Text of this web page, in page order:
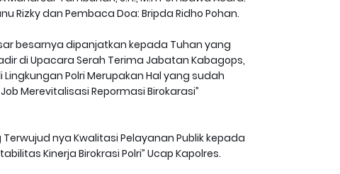
Rizky dan Pembaca Doa: Bripda Ridho Pohan.
besarnya dipanjatkan kepada Tuhan yang
di Upacara Serah Terima Jabatan Kabagops,
Polri Merupakan Hal yang sudah
Merevitalisasi Repormasi Birokarasi”
nya Kwalitasi Pelayanan Publik kepada
Kinerja Birokrasi Polri” Ucap Kapolres.